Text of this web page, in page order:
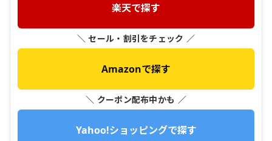
楽天で探す
＼ セール・割引をチェック ／
Amazonで探す
＼ クーポン配布中かも ／
Yahoo!ショッピングで探す